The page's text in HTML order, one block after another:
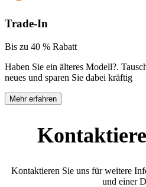
Trade-In
Bis zu 40 % Rabatt
Haben Sie ein älteres Modell?.
neues und sparen Sie dabei kräftig
Mehr erfahren
Kontaktieren Sie uns für weitere
und einer